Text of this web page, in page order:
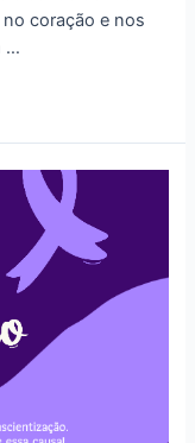
coração e nos
…